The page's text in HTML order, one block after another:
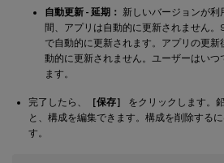
自動更新 - 延期：
新しいバージョンが
間、アプリは自動的に更新されません
で自動的に更新されます。アプリの更
動的に更新されません。ユーザーはいつ
ます。
完了したら、 ［保存］
をクリックします。
と、構成を編集できます。構成を削除する
す。